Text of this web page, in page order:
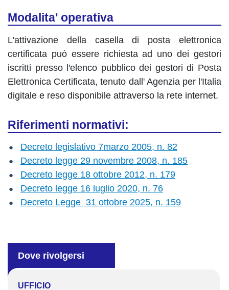
Modalita' operativa
L'attivazione della casella di posta elettronica
certificata può essere richiesta ad uno dei gestori
iscritti presso l'elenco pubblico dei gestori di Posta
Elettronica Certificata, tenuto dall' Agenzia per l'Italia
digitale e reso disponibile attraverso la rete internet.
Riferimenti normativi:
Decreto legislativo 7marzo 2005, n. 82
Decreto legge 29 novembre 2008, n. 185
Decreto legge 18 ottobre 2012, n. 179
Decreto legge 16 luglio 2020, n. 76
Decreto Legge 31 ottobre 2025, n. 159
Dove rivolgersi
UFFICIO